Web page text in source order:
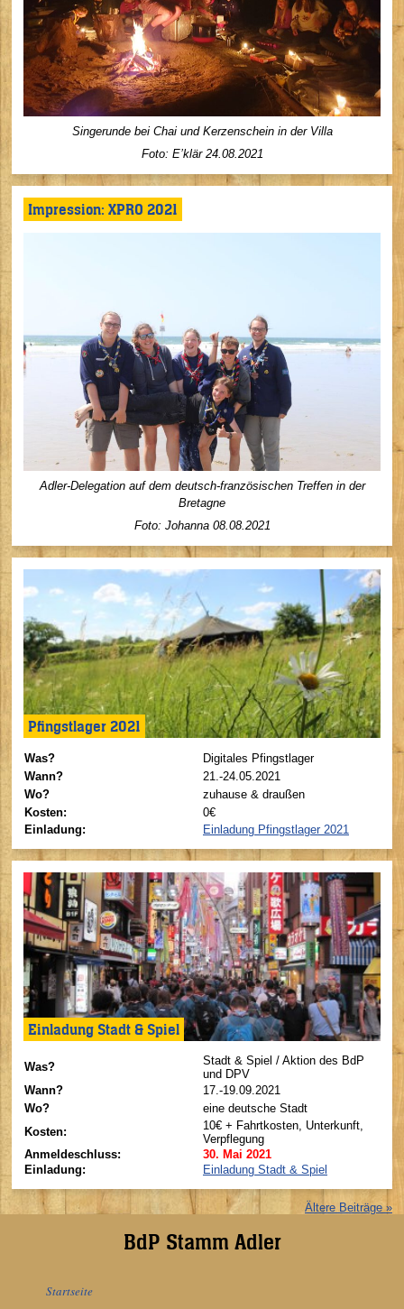
Singerunde bei Chai und Kerzenschein in der Villa
Foto: E’klär 24.08.2021
Impression: XPRO 2021
Adler-Delegation auf dem deutsch-französischen Treffen in der
Bretagne
Foto: Johanna08.08.2021
Pfingstlager 2021
Was?
Digitales Pfingstlager
Wann?
21.-24.05.2021
Wo?
zuhause & draußen
Kosten:
0€
Einladung:
Einladung Pfingstlager 2021
Einladung Stadt & Spiel
Was?
Stadt & Spiel / Aktion des BdP
und DPV
Wann?
17.-19.09.2021
Wo?
eine deutsche Stadt
Kosten:
10€ + Fahrtkosten, Unterkunft,
Verpflegung
Anmeldeschluss:
30. Mai 2021
Einladung:
Einladung Stadt & Spiel
Ältere Beiträge »
BdP Stamm Adler
Startseite